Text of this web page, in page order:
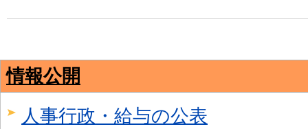
情報公開
人事行政・給与の公表